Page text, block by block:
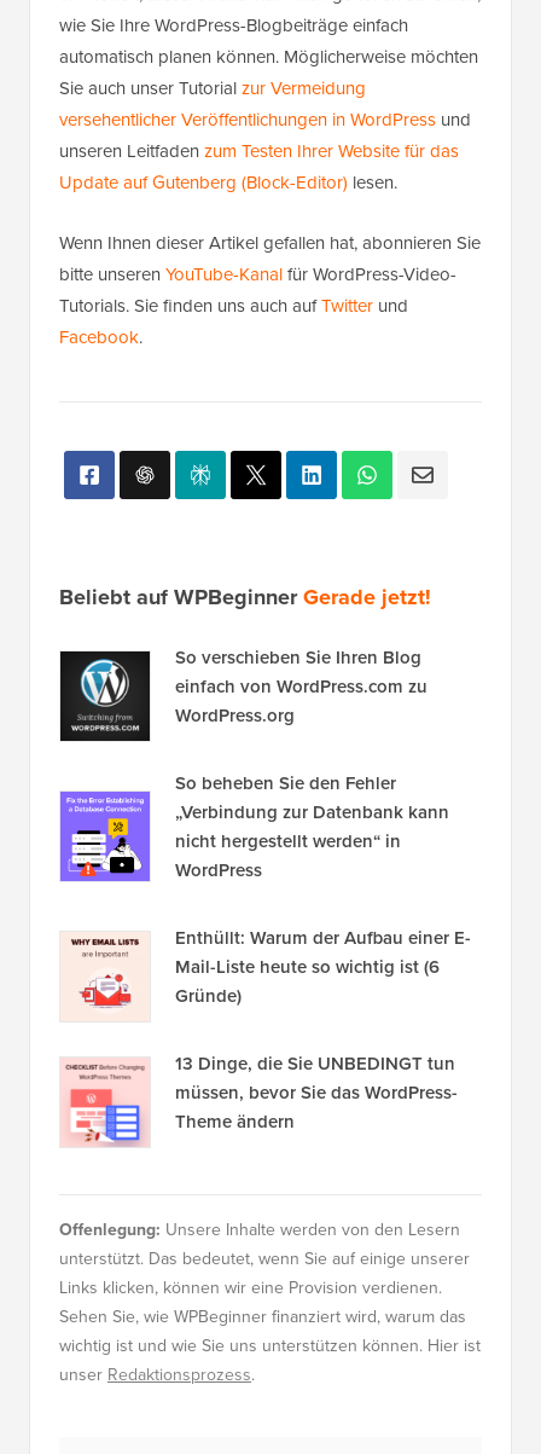
wie Sie Ihre WordPress-Blogbeiträge einfach
automatisch planen können. Möglicherweise möchten
Sie auch unser Tutorialzur Vermeidung
versehentlicher Veröffentlichungen in WordPress und
unseren Leitfaden zum Testen Ihrer Website für das
Update auf Gutenberg (Block-Editor) lesen.
Wenn Ihnen dieser Artikel gefallen hat, abonnieren Sie
bitte unseren YouTube-Kanalfür WordPress-Video-
Tutorials. Sie finden uns auch aufTwitter und
Facebook.
Beliebt auf WPBeginnerGerade jetzt!
So verschieben Sie Ihren Blog
einfach von WordPress.com zu
WordPress.org
So beheben Sie den Fehler
„Verbindung zur Datenbank kann
nicht hergestellt werden“ in
WordPress
Enthüllt: Warum der Aufbau einer E-
Mail-Liste heute so wichtig ist (6
Gründe)
13 Dinge, die Sie UNBEDINGT tun
müssen, bevor Sie das WordPress-
Theme ändern
Offenlegung: Unsere Inhalte werden von den Lesern
unterstützt. Das bedeutet, wenn Sie auf einige unserer
Links klicken, können wir eine Provision verdienen.
Sehen Sie, wie WPBeginner finanziert wird, warum das
wichtig ist und wie Sie uns unterstützen können. Hier ist
unser Redaktionsprozess.